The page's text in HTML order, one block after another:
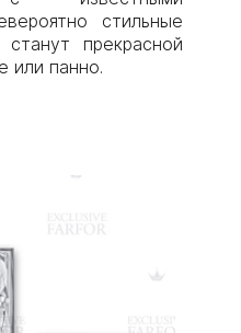
стильные
прекрасной
или панно.